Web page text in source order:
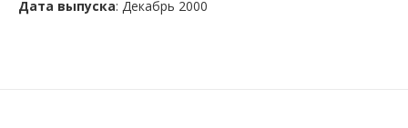
Дата выпуска: Декабрь 2000